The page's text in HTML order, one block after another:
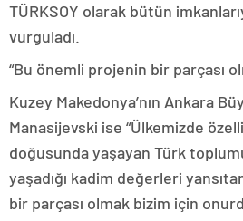
TÜRKSOY olarak bütün
vurguladı.
“Bu önemli projenin bir parçası
Kuzey Makedonya’nın Ankara
Manasijevski ise “Ülkemizde
doğusunda yaşayan Türk
yaşadığı kadim değerleri
bir parçası olmak bizim için